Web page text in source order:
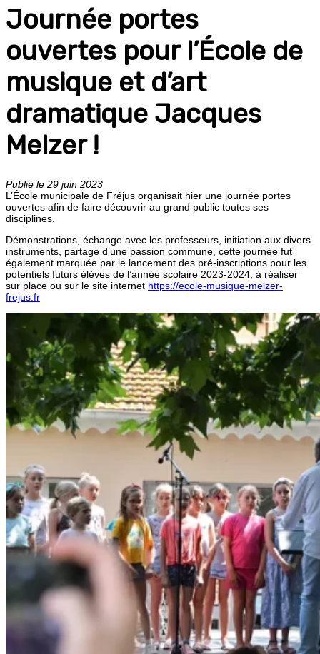
Journée portes
ouvertes pour l’École de
musique et d’art
dramatique Jacques
Melzer !
Publié le 29 juin 2023
L’École municipale de Fréjus organisait hier une journée portes
ouvertes afin de faire découvrir au grand public toutes ses
disciplines.
Démonstrations, échange avec les professeurs, initiation aux divers
instruments, partage d’une passion commune, cette journée fut
également marquée par le lancement des pré-inscriptions pour les
potentiels futurs élèves de l’année scolaire 2023-2024, à réaliser
sur place ou sur le site internet https://ecole-musique-melzer-
frejus.fr